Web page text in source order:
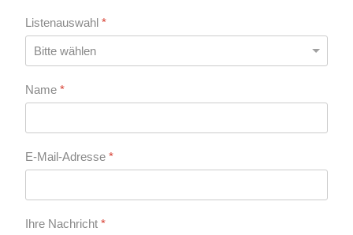
Listenauswahl *
Name *
E-Mail-Adresse *
Ihre Nachricht *